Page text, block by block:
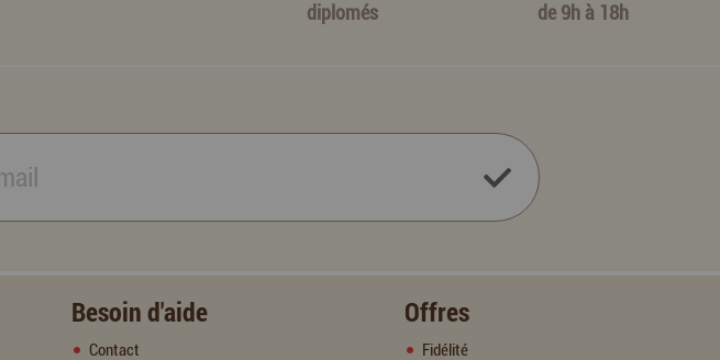
diplomés
de 9h à 18h
Besoin d'aide
Contact
Offres
Fidélité